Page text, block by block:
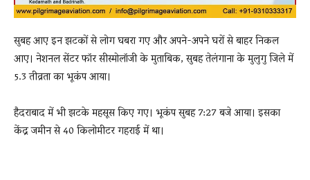
सुबह आए इन झटकों से लोग घबरा गए और अपने-अपने घरों से बाहर निकल
आए। नेशनल सेंटर फॉर सीस्मोलॉजी के मुताबिक, सुबह तेलंगाना के मुलुगु जिले में
5.3 तीव्रता का भूकंप आया।
हैदराबाद में भी झटके महसूस किए गए। भूकंप सुबह 7:27 बजे आया। इसका
केंद्र जमीन से 40 किलोमीटर गहराई में था।